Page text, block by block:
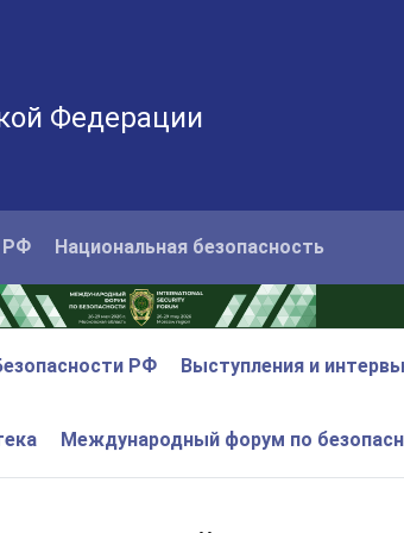
Федерации
РФ Национальная безопасность
РФ Выступления и
Международный форум по